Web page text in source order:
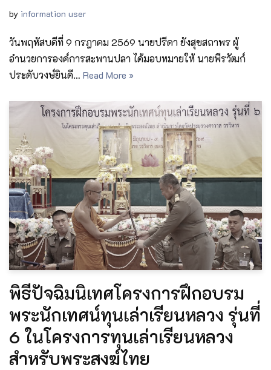
by information user
วันพฤหัสบดีที่ 9 กรฎาคม 2569 นายปรีดา ยังสุขสถาพร ผู้
อำนวยการองค์การสะพานปลา ได้มอบหมายให้ นายพีรวัฒก์
ประดับวงษ์ยินดี… Read More »
พิธีปัจฉิมนิเทศโครงการฝึกอบรม
พระนักเทศน์ทุนเล่าเรียนหลวง รุ่นที่
6 ในโครงการทุนเล่าเรียนหลวง
สำหรับพระสงฆ์ไทย